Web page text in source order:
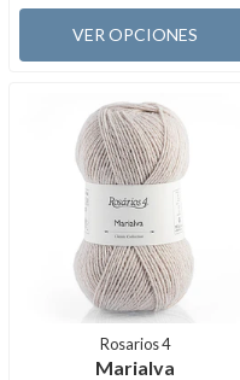
VER OPCIONES
Rosarios 4
Marialva